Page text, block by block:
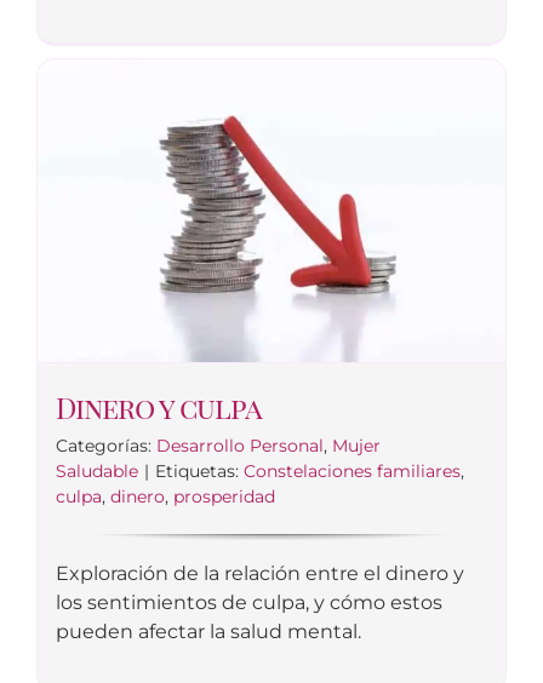
Dinero y culpa
Categorías: Desarrollo Personal, Mujer
Saludable | Etiquetas: Constelaciones familiares,
culpa, dinero, prosperidad
Exploración de la relación entre el dinero y
los sentimientos de culpa, y cómo estos
pueden afectar la salud mental.